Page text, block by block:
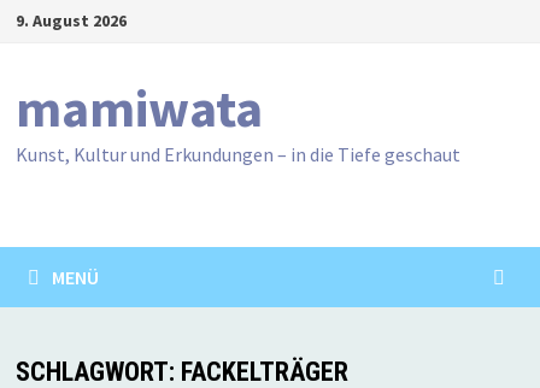
Zum9. August 2026
mamiwata
Kunst, Kultur und Erkundungen – in die Tiefe geschaut
MENÜ
SCHLAGWORT: FACKELTRÄGER